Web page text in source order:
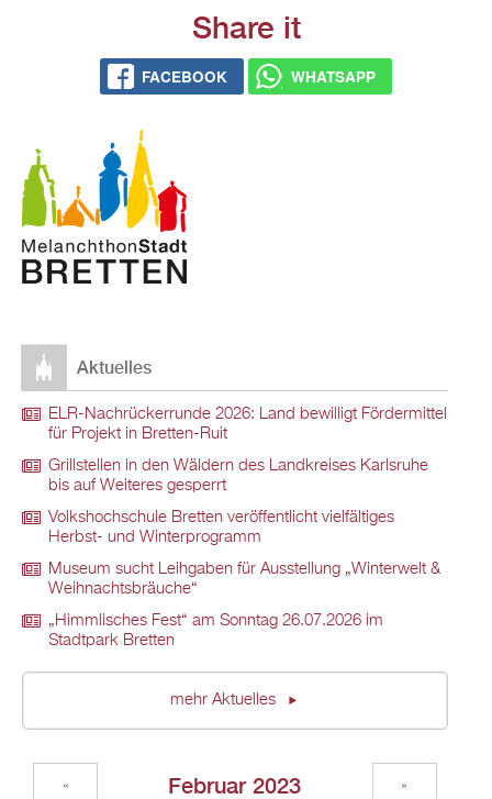
Share it
FACEBOOK WHATSAPP
Aktuelles
ELR-Nachrückerrunde 2026: Land bewilligt Fördermittel
für Projekt in Bretten-Ruit
Grillstellen in den Wäldern des Landkreises Karlsruhe
bis auf Weiteres gesperrt
Volkshochschule Bretten veröffentlicht vielfältiges
Herbst- und Winterprogramm
Museum sucht Leihgaben für Ausstellung „Winterwelt &
Weihnachtsbräuche“
„Himmlisches Fest“ am Sonntag 26.07.2026 im
Stadtpark Bretten
mehr Aktuelles
Februar 2023
« »